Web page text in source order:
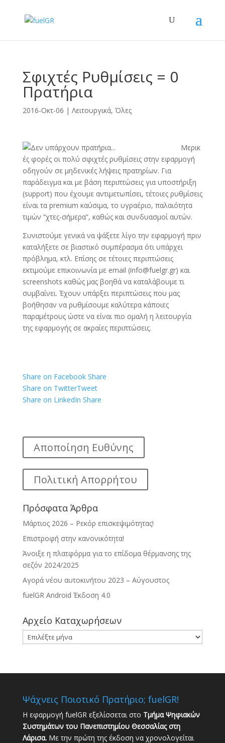
Σφιχτές Ρυθμίσεις = 0
Πρατήρια
2016-Οκτ-06 | Λειτουργικά, Όλες
Μερικ
ές φορές οι πολύ σφιχτές ρυθμίσεις στην εφαρμογή
οδηγούν σε μηδενικές λήψεις πρατηρίων. Για
παράδειγμα και με βάση περιπτώσεις για υποστήριξη
(support) που έχουμε αντιμετωπίσει, τέτοιες ρυθμίσεις
είναι τα premium καύσιμα, το υγραέριο, παλαιότητα
τιμών “χτες-σήμερα”, καθώς και συνδυασμοί αυτών.
Συνιστούμε γενικά να ψάξετε λίγο την εφαρμογή πριν
καταλήξετε σε βιαστικό συμπέρασμα ότι υπάρχει
πρόβλημα, κτλ. Επίσης σε τέτοιες περιπτώσεις
εκτιμούμε επικοινωνία με email (info@fuelgr.gr) και
screenshots καθώς μας βοηθά να καταλάβουμε τι
συμβαίνει. Έχουν υπάρξει περιπτώσεις που μας
βοήθησαν να ρυθμίσουμε καλύτερα κάποιες
παραμέτρους ώστε να είναι πιο ομαλή η λειτουργία
της εφαρμογής σε ακραίες περιπτώσεις.
Share on Facebook Share
Share on TwitterTweet
Share on LinkedIn Share
Αποποίηση Ευθύνης
Πολιτική Απορρήτου
Πρόσφατα Άρθρα
Μάρτιος 2026 – Ρεκόρ επισκεψιμότητας!
Επιστροφή στην κανονικότητα!
Άνοιξε η πλατφόρμα για το επίδομα θέρμανσης της
σεζόν 2024/2025
Αγορά νέου αυτοκινήτου 2023 – Αύγουστος
fuelGR Android Έκδοση 4.0
Αρχείο Καταχωρήσεων
Αρχείο
Καταχωρήσεων
Ψάχνεις Ποιοτικό Πρατήριο; fuelGR!
Η εφαρμογή fuelGR εξελίσσεται στο Τμήμα Ψηφιακών
Συστημάτων του Πανεπιστημίου Θεσσαλίας στη
Λάρισα.Με την πρώτη της έκδοση να χρονολογείται